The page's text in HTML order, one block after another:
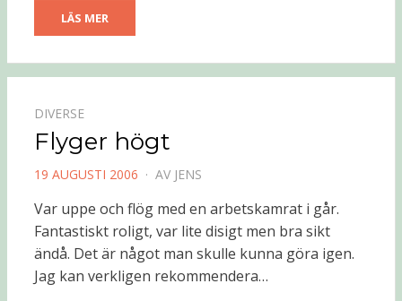
LÄS MER
DIVERSE
Flyger högt
PUBLICERAD
19 AUGUSTI 2006 AV JENS
Var uppe och flög med en arbetskamrat i går.
Fantastiskt roligt, var lite disigt men bra sikt
ändå. Det är något man skulle kunna göra igen.
Jag kan verkligen rekommendera…